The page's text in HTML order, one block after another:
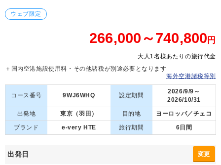
ウェブ限定
266,000～740,800 円
大人1名様あたりの旅行代金
＋国内空港施設使用料・その他諸税が別途必要となります
海外空港諸税等別
コース番号 9WJ6WHQ 設定期間
2026/9/9～
2026/10/31
出発地
東京（羽田） 目的地
ヨーロッパ／チェコ
ブランド
e-very HTE 旅行期間 6日間
出発日 変更